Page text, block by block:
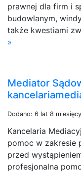
prawnej dla firm i
budowlanym,
także kwestiami
»
Mediator
Dodano: 6 lat 8
Kancelaria
pomoc w zakresie
przed
profesjonalna